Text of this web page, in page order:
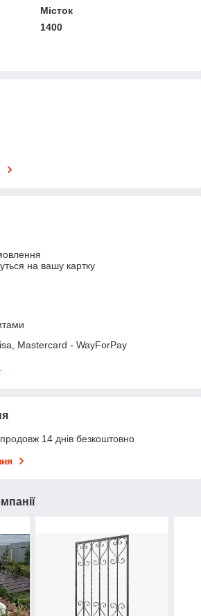
Місток
1400
на вашу картку
Mastercard - WayForPay
14 днів безкоштовно